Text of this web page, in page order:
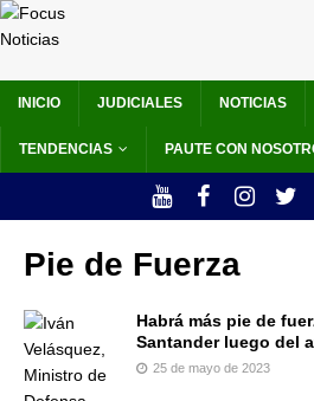
INICIO JUDICIALES NOTICIAS
TENDENCIAS PAUTE CON
Pie de Fuerza
Habrá más pie de
Santander luego del
25 de mayo de 2023